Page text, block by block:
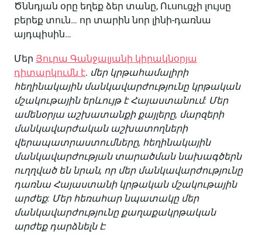
Ծննդյան օրը եղեք ձեր տանը, Ուսուցչի լույսը
բերեք տուն… որ տարին նոր լինի-դառնա
այդպիսին…
Մեր Յուրա Գանջալյանի կիրակնօրյա
դիտարկումն է. մեր կրթահամալիրի
հեղինակային մանկավարժությունը կրթական
մշակութային երևույթ է Հայաստանում: Մեր
ամենօրյա աշխատանքի քայլերը, մարզերի
մանկավարժական աշխատողների
վերապատրաստումները, հեղինակային
մանկավարժության տարածման նախագծերն
ուղղված են նրան, որ մեր մանկավարժությունը
դառնա Հայաստանի կրթական մշակութային
արժեք: Մեր հեռահար նպատակը մեր
մանկավարժությունը քաղաքակրթական
արժեք դարձնելն է: